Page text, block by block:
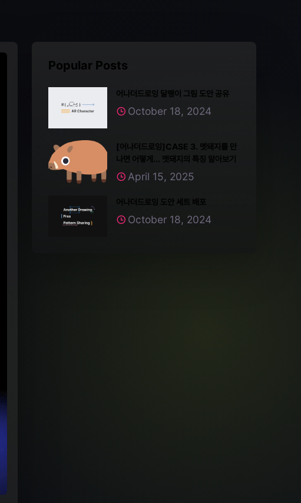
Popular Posts
어나더드로잉 달팽이 그림 도안 공유
October 18, 2024
[어나더드로잉]CASE 3. 멧돼지를 만
나면 어떻게... 멧돼지의 특징 알아보기
April 15, 2025
어나더드로잉 도안 세트 배포
October 18, 2024